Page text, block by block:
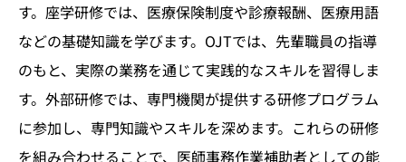
す。座学研修では、医療保険制度や診療報酬、医療用語
などの基礎知識を学びます。OJTでは、先輩職員の指導
のもと、実際の業務を通じて実践的なスキルを習得しま
す。外部研修では、専門機関が提供する研修プログラム
に参加し、専門知識やスキルを深めます。これらの研修
を組み合わせることで、医師事務作業補助者としての能